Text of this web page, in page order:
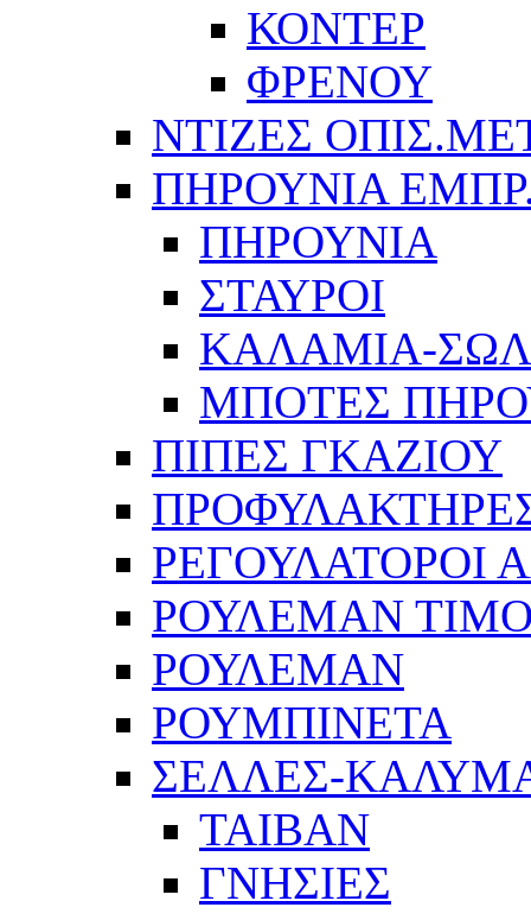
ΚΟΝΤΕΡ
ΦΡΕΝΟΥ
ΝΤΙΖΕΣ
ΠΗΡΟΥΝΙΑ
ΠΗΡΟΥΝΙΑ
ΣΤΑΥΡΟΙ
ΚΑΛΑΜΙΑ-
ΜΠΟΤΕΣ
ΠΙΠΕΣ ΓΚΑΖΙΟΥ
ΡΕΓΟΥΛΑΤΟΡΟΙ
ΡΟΥΛΕΜΑΝ
ΡΟΥΛΕΜΑΝ
ΡΟΥΜΠΙΝΕΤΑ
ΣΕΛΛΕΣ-
ΤΑΙΒΑΝ
ΓΝΗΣΙΕΣ